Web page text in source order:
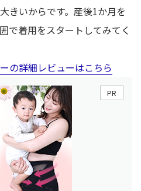
きいからです。産後1か月を
で着用をスタートしてみてく
の詳細レビューはこちら
PR